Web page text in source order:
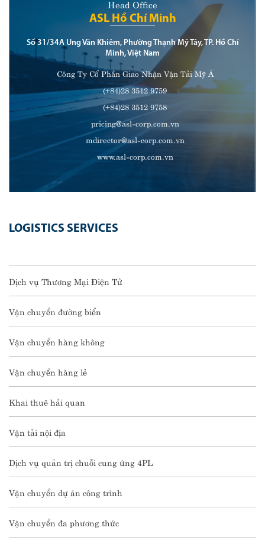
Head Office
ASL Hồ Chí Minh
Số 31/34A Ung Văn Khiêm, Phường Thạnh Mỹ Tây, TP. Hồ Chí
Minh, Việt Nam
Công Ty Cổ Phần Giao Nhận Vận Tải Mỹ Á
(+84)28 3512 9759
(+84)28 3512 9758
pricing@asl-corp.com.vn
mdirector@asl-corp.com.vn
www.asl-corp.com.vn
LOGISTICS SERVICES
Dịch vụ Thương Mại Điện Tử
Vận chuyển đường biển
Vận chuyển hàng không
Vận chuyển hàng lẻ
Khai thuê hải quan
Vận tải nội địa
Dịch vụ quản trị chuỗi cung ứng 4PL
Vận chuyển dự án công trình
Vận chuyển đa phương thức